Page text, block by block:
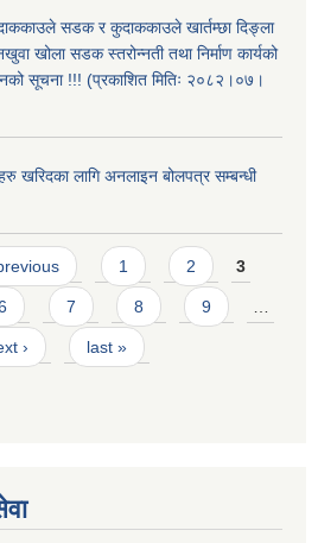
सडक र कुदाककाउले खार्तम्छा दिङ्ला
खोला सडक स्तरोन्नती तथा निर्माण कार्यको
सूचना !!! (प्रकाशित मितिः २०८२।०७।
खरिदका लागि अनलाइन बोलपत्र सम्बन्धी
1 2 3
7 8 9 …
› last »